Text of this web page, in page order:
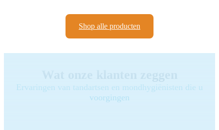
Shop alle producten
Ervaringen van tandartsen en mondhygiënisten die u
voorgingen